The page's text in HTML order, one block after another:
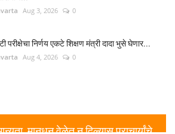
Aug 3, 2026 0
परीक्षेचा निर्णय एकटे शिक्षण मंत्री दादा भुसे घेणार...
Aug 4, 2026 0
मानधन वेळेत न दिल्यास प्राचार्यांचे...